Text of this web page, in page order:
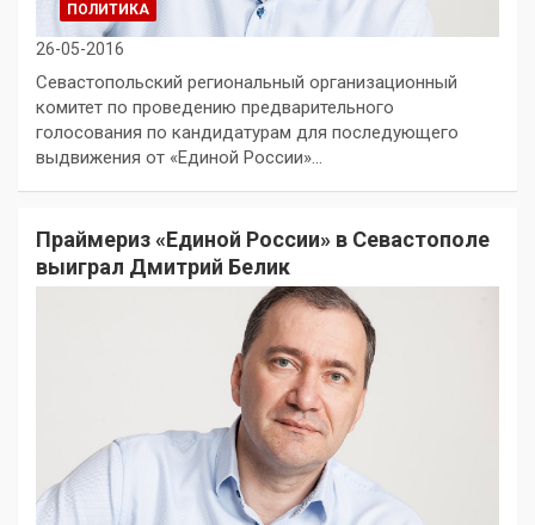
ПОЛИТИКА
26-05-2016
Севастопольский региональный организационный
комитет по проведению предварительного
голосования по кандидатурам для последующего
выдвижения от «Единой России»…
Праймериз «Единой России» в Севастополе
выиграл Дмитрий Белик